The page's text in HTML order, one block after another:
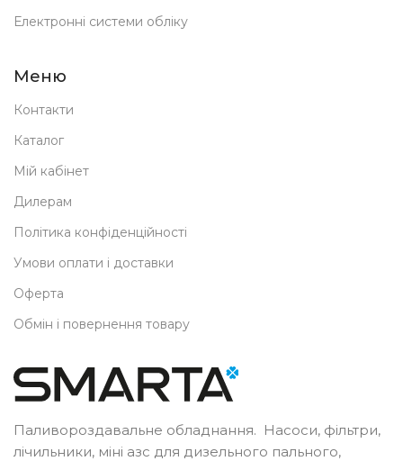
Електронні системи обліку
Меню
Контакти
Каталог
Мій кабінет
Дилерам
Політика конфіденційності
Умови оплати і доставки
Оферта
Обмін і повернення товару
Паливороздавальне обладнання. Насоси, фільтри,
лічильники, міні азс для дизельного пального,